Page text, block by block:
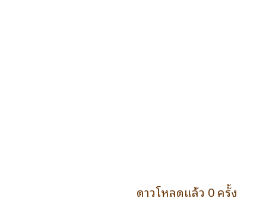
ดาวโหลดแล้ว 0 ครั้ง